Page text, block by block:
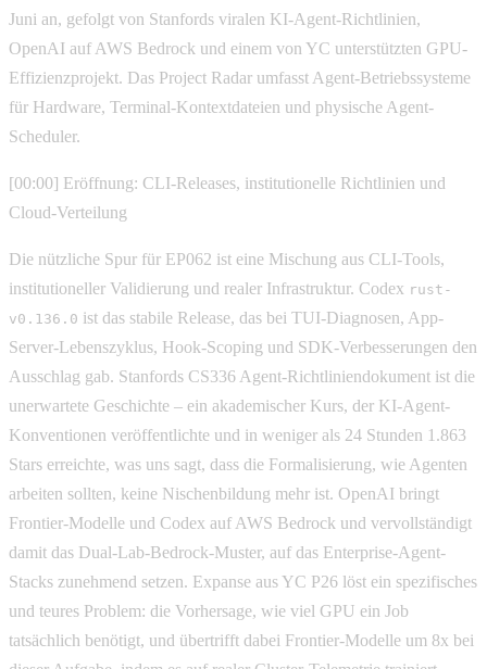
Juni an, gefolgt von Stanfords viralen KI-Agent-Richtlinien,
OpenAI auf AWS Bedrock und einem von YC unterstützten GPU-
Effizienzprojekt. Das Project Radar umfasst Agent-Betriebssysteme
für Hardware, Terminal-Kontextdateien und physische Agent-
Scheduler.
[00:00] Eröffnung: CLI-Releases, institutionelle Richtlinien und
Cloud-Verteilung
Die nützliche Spur für EP062 ist eine Mischung aus CLI-Tools,
institutioneller Validierung und realer Infrastruktur. Codex rust-
v0.136.0 ist das stabile Release, das bei TUI-Diagnosen, App-
Server-Lebenszyklus, Hook-Scoping und SDK-Verbesserungen den
Ausschlag gab. Stanfords CS336 Agent-Richtliniendokument ist die
unerwartete Geschichte – ein akademischer Kurs, der KI-Agent-
Konventionen veröffentlichte und in weniger als 24 Stunden 1.863
Stars erreichte, was uns sagt, dass die Formalisierung, wie Agenten
arbeiten sollten, keine Nischenbildung mehr ist. OpenAI bringt
Frontier-Modelle und Codex auf AWS Bedrock und vervollständigt
damit das Dual-Lab-Bedrock-Muster, auf das Enterprise-Agent-
Stacks zunehmend setzen. Expanse aus YC P26 löst ein spezifisches
und teures Problem: die Vorhersage, wie viel GPU ein Job
tatsächlich benötigt, und übertrifft dabei Frontier-Modelle um 8x bei